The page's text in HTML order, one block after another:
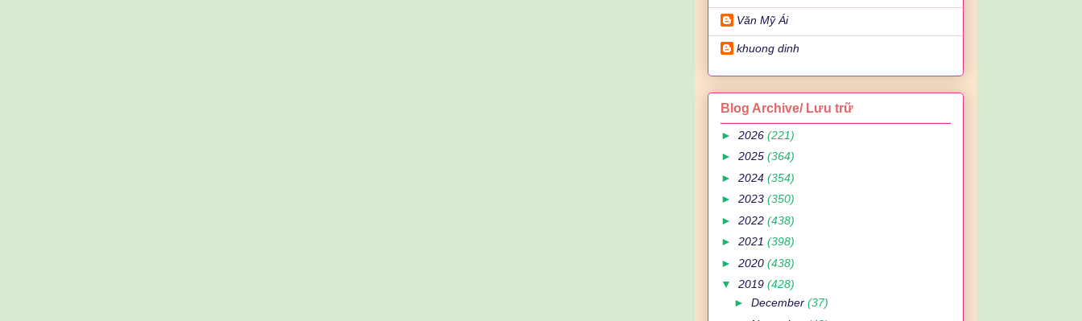
Văn Mỹ Ái
khuong dinh
Blog Archive/ Lưu trữ
► 2026 (221)
► 2025 (364)
► 2024 (354)
► 2023 (350)
► 2022 (438)
► 2021 (398)
► 2020 (438)
▼ 2019 (428)
►December(37)